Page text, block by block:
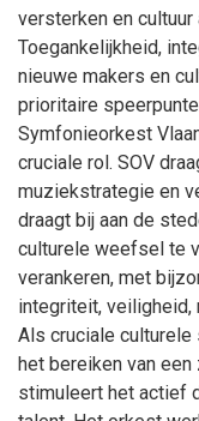
versterken en
Toegankelijkheid,
nieuwe makers en
prioritaire
Symfonieorkest
cruciale rol. SOV
muziekstrategie en
draagt bij aan de
culturele weefsel te
verankeren, met
integriteit, veiligheid,
Als cruciale
het bereiken van
stimuleert het actief